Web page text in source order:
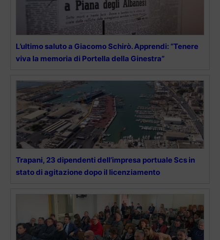
L’ultimo saluto a Giacomo Schirò. Apprendi: “Tenere
viva la memoria di Portella della Ginestra”
Trapani, 23 dipendenti dell’impresa portuale Scs in
stato di agitazione dopo il licenziamento